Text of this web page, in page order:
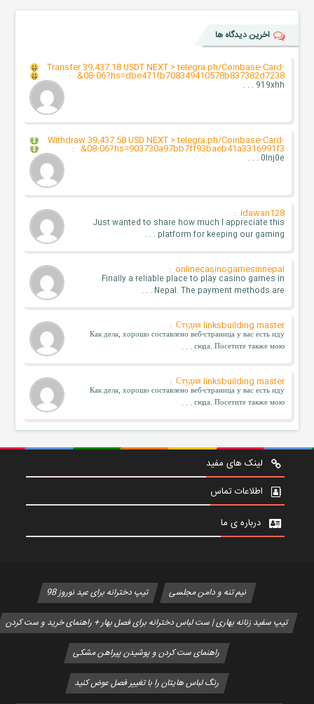
اخرین دیدگاه ها
Transfer 39,437.18 USDT NEXT > telegra.ph/Coinbase-Card-
08-06?hs=dbe471fb708349410578b837382d7238&
:
919xhh . . .
Withdraw 39,437.58 USD NEXT > telegra.ph/Coinbase-Card-
08-06?hs=903730a97bb7ff93baeb41a3316991f3&
:
0lnj0e . . .
idawan128 :
Just wanted to share how much I appreciate this
platform for keeping our gaming . . .
onlinecasinogamesinnepal :
Finally a reliable place to play casino games in
Nepal. The payment methods are . . .
Студия linksbuilding master :
Как дела, хорошо составлено веб-страница у вас есть иду
сюда. Посетите также мою . . .
Студия linksbuilding master :
Как дела, хорошо составлено веб-страница у вас есть иду
сюда. Посетите также мою . . .
لینک های مفید
اطلاعات تماس
درباره ی ما
نیم تنه و دامن مجلسی تیپ دخترانه برای عید نوروز 98
تیپ سفید زنانه بهاری | ست لباس دخترانه برای فصل بهار + راهنمای خرید و ست کردن
راهنمای ست کردن و پوشیدن پیراهن مشکی
رنگ لباس هایتان را با تغییر فصل عوض کنید